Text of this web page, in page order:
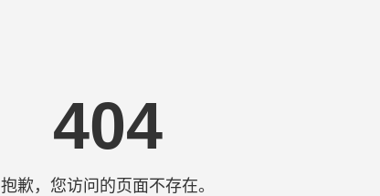
404
抱歉，您访问的页面不存在。